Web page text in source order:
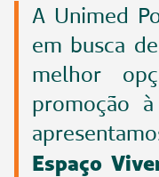
A Unimed
em busca
melhor
promoção
Espaço